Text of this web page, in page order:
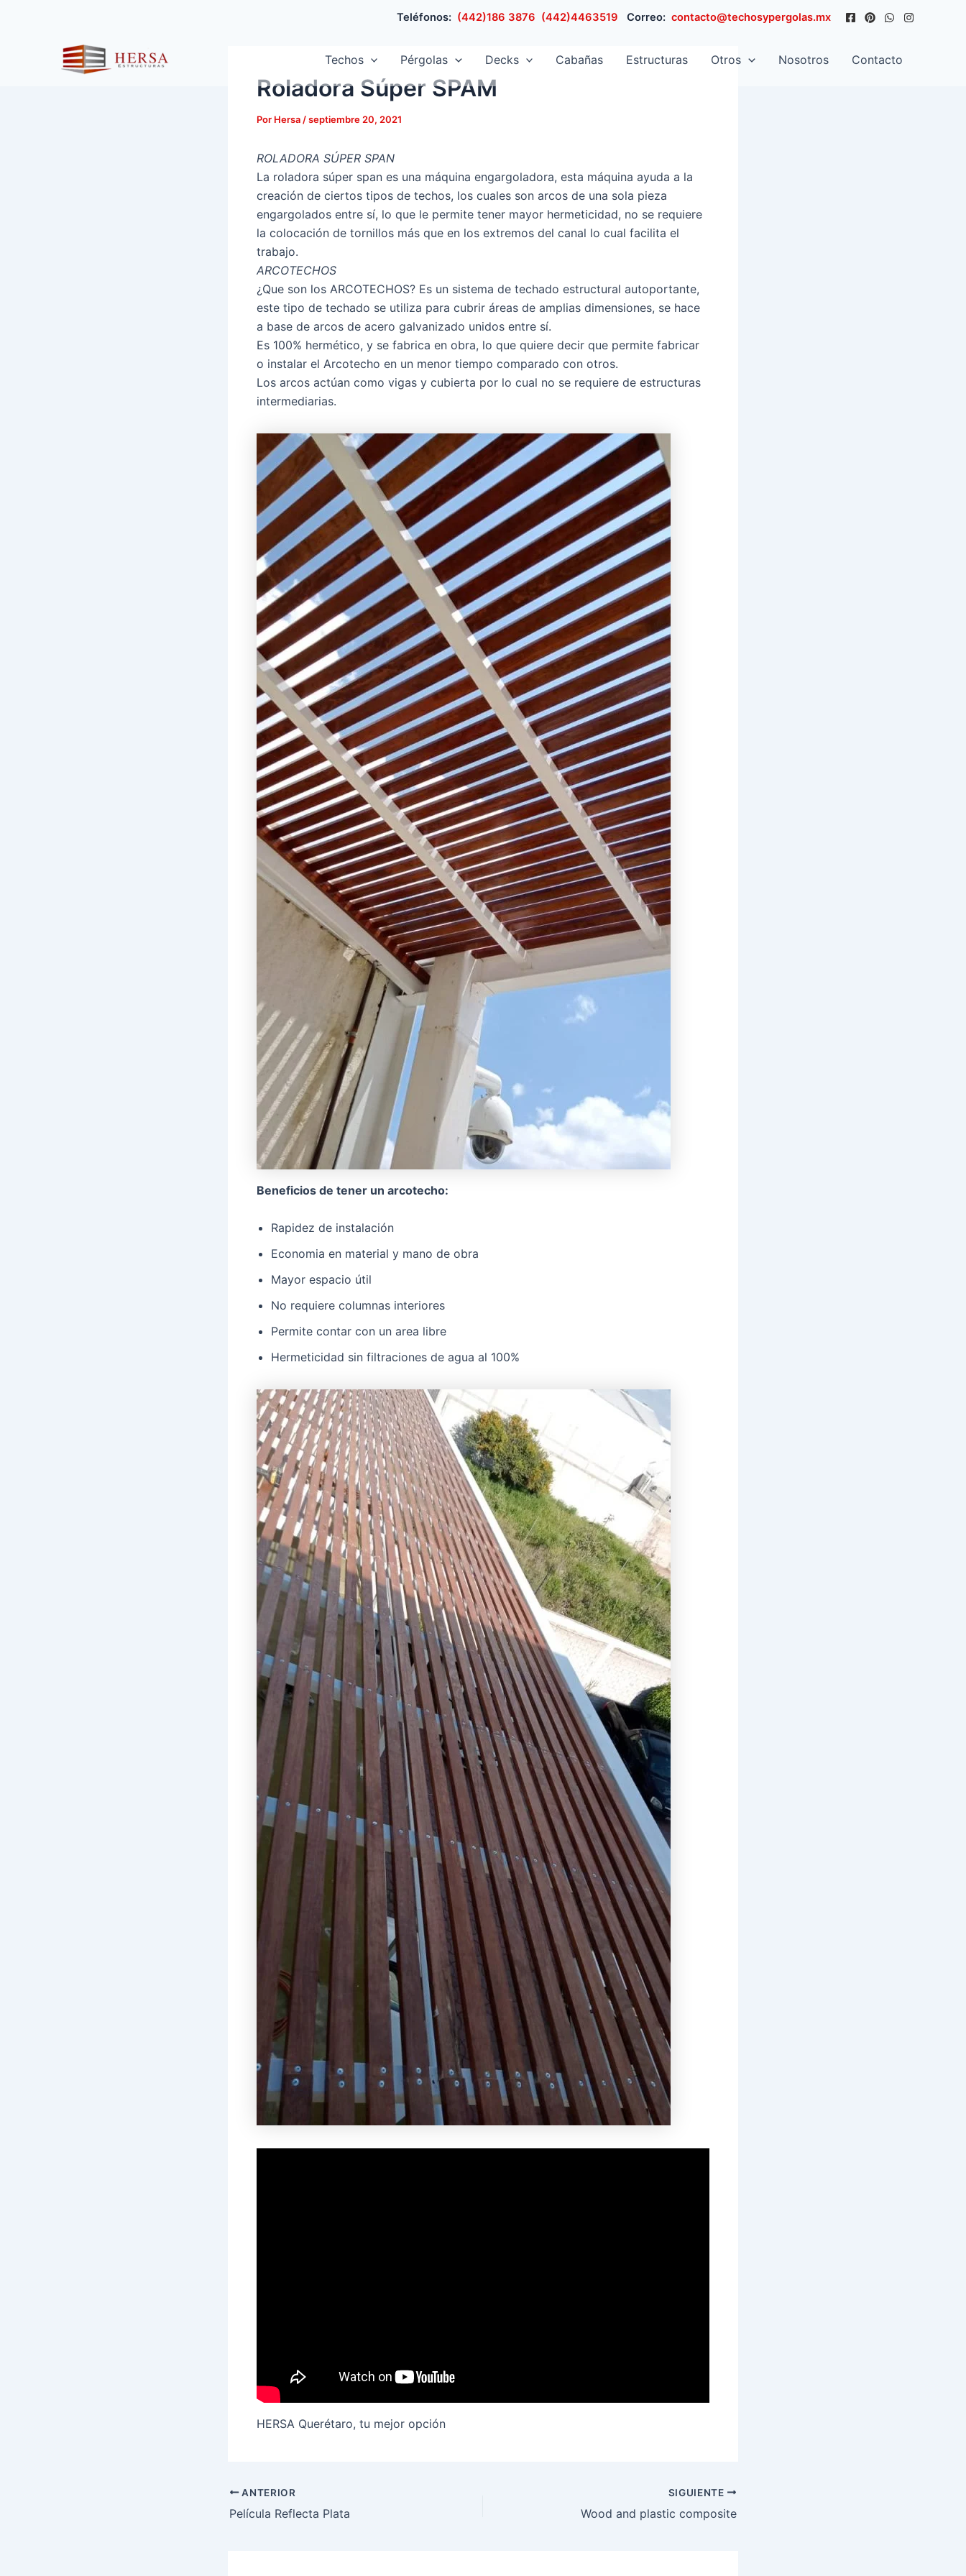
Teléfonos: (442)186 3876 (442)4463519 Correo: contacto@techosypergolas.mx
Techos Pérgolas Decks Cabañas Estructuras Otros Nosotros Contacto
Roladora Súper SPAM
Por Hersa /septiembre 20, 2021
ROLADORA SÚPER SPAN
La roladora súper span es una máquina engargoladora, esta máquina ayuda a la
creación de ciertos tipos de techos, los cuales son arcos de una sola pieza
engargolados entre sí, lo que le permite tener mayor hermeticidad, no se requiere
la colocación de tornillos más que en los extremos del canal lo cual facilita el
trabajo.
ARCOTECHOS
¿Que son los ARCOTECHOS? Es un sistema de techado estructural autoportante,
este tipo de techado se utiliza para cubrir áreas de amplias dimensiones, se hace
a base de arcos de acero galvanizado unidos entre sí.
Es 100% hermético, y se fabrica en obra, lo que quiere decir que permite fabricar
o instalar el Arcotecho en un menor tiempo comparado con otros.
Los arcos actúan como vigas y cubierta por lo cual no se requiere de estructuras
intermediarias.
Beneficios de tener un arcotecho:
Rapidez de instalación
Economia en material y mano de obra
Mayor espacio útil
No requiere columnas interiores
Permite contar con un area libre
Hermeticidad sin filtraciones de agua al 100%
HERSA Querétaro, tu mejor opción
ANTERIOR
Película Reflecta Plata
SIGUIENTE
Wood and plastic composite